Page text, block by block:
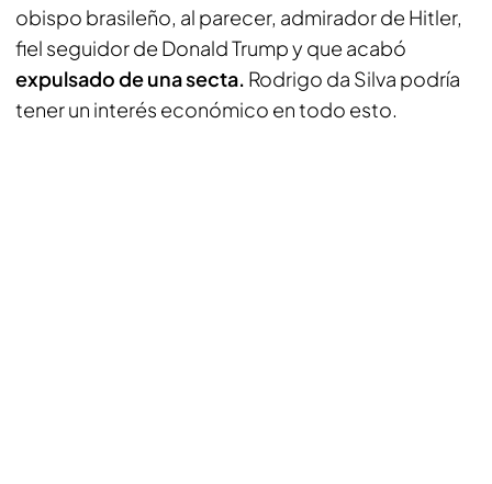
obispo brasileño, al parecer, admirador de Hitler,
fiel seguidor de Donald Trump y que acabó
expulsado de una secta. Rodrigo da Silva podría
tener un interés económico en todo esto.